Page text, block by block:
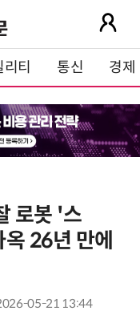
티 통신 경제
로봇 '스
26년 만에
05-21 13:44